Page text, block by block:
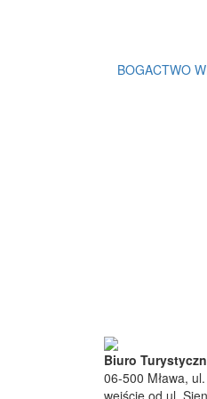
BOGACTWO
Biuro
06-500 Mława,
wejście od ul.